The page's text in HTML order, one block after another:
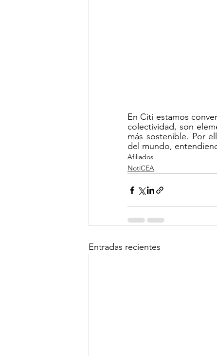
En Citi estamos
colectividad, son
más sostenible. Por
del mundo,
Afiliados
NotiCEA
Entradas recientes